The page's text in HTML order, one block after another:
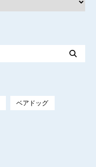
ベアドッグ